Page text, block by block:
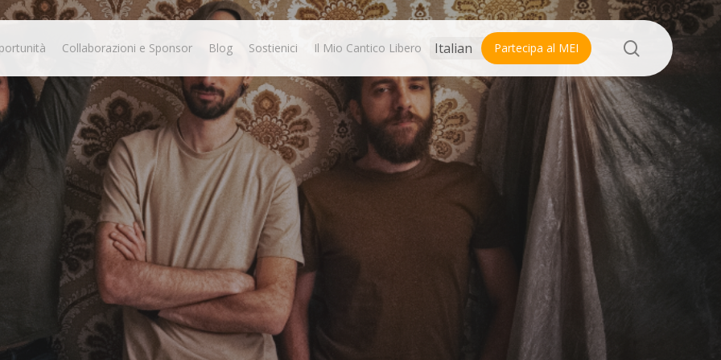
Collaborazioni e Sponsor Blog Sostienici Il Mio Cantico Libero Partecipa al MEI search